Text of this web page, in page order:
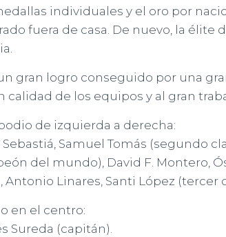
individuales y el oro por
fuera de casa. De nuevo, la
gran logro conseguido por una
calidad de los equipos y al gran
de izquierda a derecha:
Sebastiá, Samuel Tomás (segundo
del mundo), David F. Montero,
Antonio Linares, Santi López (tercer
en el centro:
Sureda (capitán).